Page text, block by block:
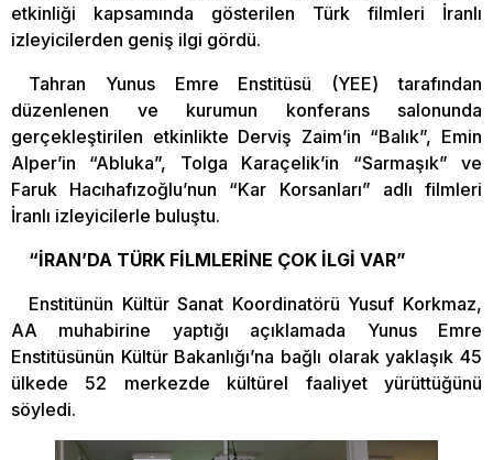
etkinliği kapsamında gösterilen Türk filmleri İranlı
izleyicilerden geniş ilgi gördü.
Tahran Yunus Emre Enstitüsü (YEE) tarafından
düzenlenen ve kurumun konferans salonunda
gerçekleştirilen etkinlikte Derviş Zaim’in “Balık”, Emin
Alper’in “Abluka”, Tolga Karaçelik’in “Sarmaşık” ve
Faruk Hacıhafızoğlu’nun “Kar Korsanları” adlı filmleri
İranlı izleyicilerle buluştu.
“İRAN’DA TÜRK FİLMLERİNE ÇOK İLGİ VAR”
Enstitünün Kültür Sanat Koordinatörü Yusuf Korkmaz,
AA muhabirine yaptığı açıklamada Yunus Emre
Enstitüsünün Kültür Bakanlığı’na bağlı olarak yaklaşık 45
ülkede 52 merkezde kültürel faaliyet yürüttüğünü
söyledi.